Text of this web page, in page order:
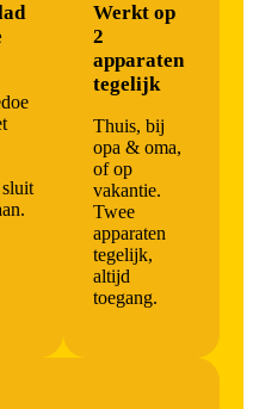
Werkt op
2
apparaten
tegelijk
Thuis, bij
opa & oma,
of op
vakantie.
Twee
apparaten
tegelijk,
altijd
toegang.